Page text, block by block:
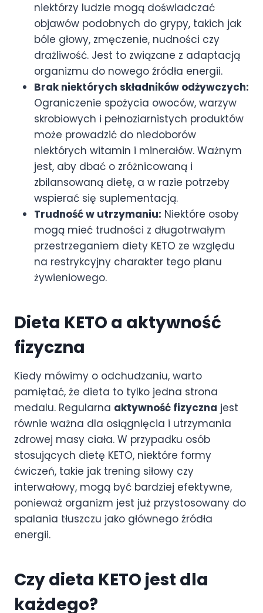
niektórzy ludzie mogą doświadczać
objawów podobnych do grypy, takich jak
bóle głowy, zmęczenie, nudności czy
drażliwość. Jest to związane z adaptacją
organizmu do nowego źródła energii.
Brak niektórych składników odżywczych:
Ograniczenie spożycia owoców, warzyw
skrobiowych i pełnoziarnistych produktów
może prowadzić do niedoborów
niektórych witamin i minerałów. Ważnym
jest, aby dbać o zróżnicowaną i
zbilansowaną dietę, a w razie potrzeby
wspierać się suplementacją.
Trudność w utrzymaniu: Niektóre osoby
mogą mieć trudności z długotrwałym
przestrzeganiem diety KETO ze względu
na restrykcyjny charakter tego planu
żywieniowego.
Dieta KETO a aktywność
fizyczna
Kiedy mówimy o odchudzaniu, warto
pamiętać, że dieta to tylko jedna strona
medalu. Regularna aktywność fizyczna jest
równie ważna dla osiągnięcia i utrzymania
zdrowej masy ciała. W przypadku osób
stosujących dietę KETO, niektóre formy
ćwiczeń, takie jak trening siłowy czy
interwałowy, mogą być bardziej efektywne,
ponieważ organizm jest już przystosowany do
spalania tłuszczu jako głównego źródła
energii.
Czy dieta KETO jest dla
każdego?